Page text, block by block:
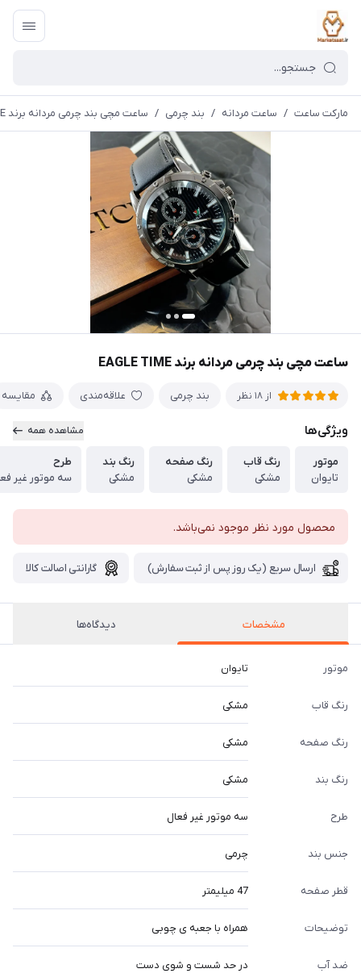
مارکت ساعت / ساعت مردانه / بند چرمی / ساعت مچی بند چرمی مردانه برند EAGLE TIME
ساعت مچی بند چرمی مردانه برند EAGLE TIME
از 18 نظر بند چرمی علاقه‌مندی مقایسه
ویژگی‌ها مشاهده همه
موتور
تایوان
رنگ قاب
مشکی
رنگ صفحه
مشکی
رنگ بند
مشکی
طرح
سه موتور غیر
محصول مورد نظر موجود نمی‌باشد.
ارسال سریع (یک روز پس از ثبت سفارش) گارانتی اصالت کالا
مشخصات دیدگاه‌ها
موتور تایوان
رنگ قاب مشکی
رنگ صفحه مشکی
رنگ بند مشکی
طرح سه موتور غیر فعال
جنس بند چرمی
قطر صفحه 47 میلیمتر
توضیحات همراه با جعبه ی چوبی
ضد آب در حد شست و شوی دست